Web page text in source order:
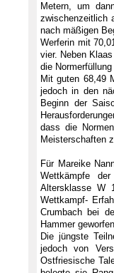
Metern, um
zwischenzeitlich
nach mäßigen
Werferin mit
vier. Neben
die
Mit guten 68,49
jedoch in den
Beginn der
dass die
Meisterschaften
Für Mareike
Wettkämpfe
Altersklasse W
Wettkampf-
Crumbach bei
Hammer
Die jüngste
jedoch von
Ostfriesische